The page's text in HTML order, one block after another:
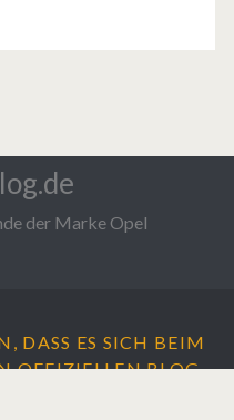
der Marke Opel
DASS ES SICH BEIM
OFFIZIELLEN BLOG